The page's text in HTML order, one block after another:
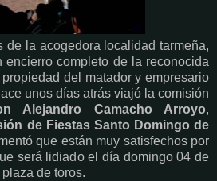
de la acogedora localidad tarmeña,
encierro completo de la reconocida
propiedad del matador y empresario
unos días atrás viajó la comisión
Alejandro Camacho Arroyo,
de Fiestas Santo Domingo de
que están muy satisfechos por
será lidiado el día domingo 04 de
de toros.